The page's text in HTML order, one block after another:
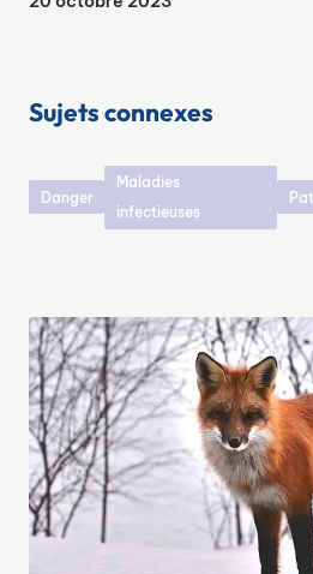
Sujets connexes
Danger
Maladies
infectieuses